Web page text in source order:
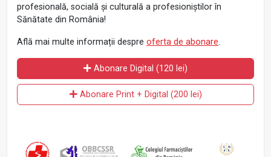
profesională, socială și culturală a profesioniștilor în
Sănătate din România!
Află mai multe informații despre oferta de abonare.
Abonare Digital (120 lei)
Abonare Print + Digital (200 lei)